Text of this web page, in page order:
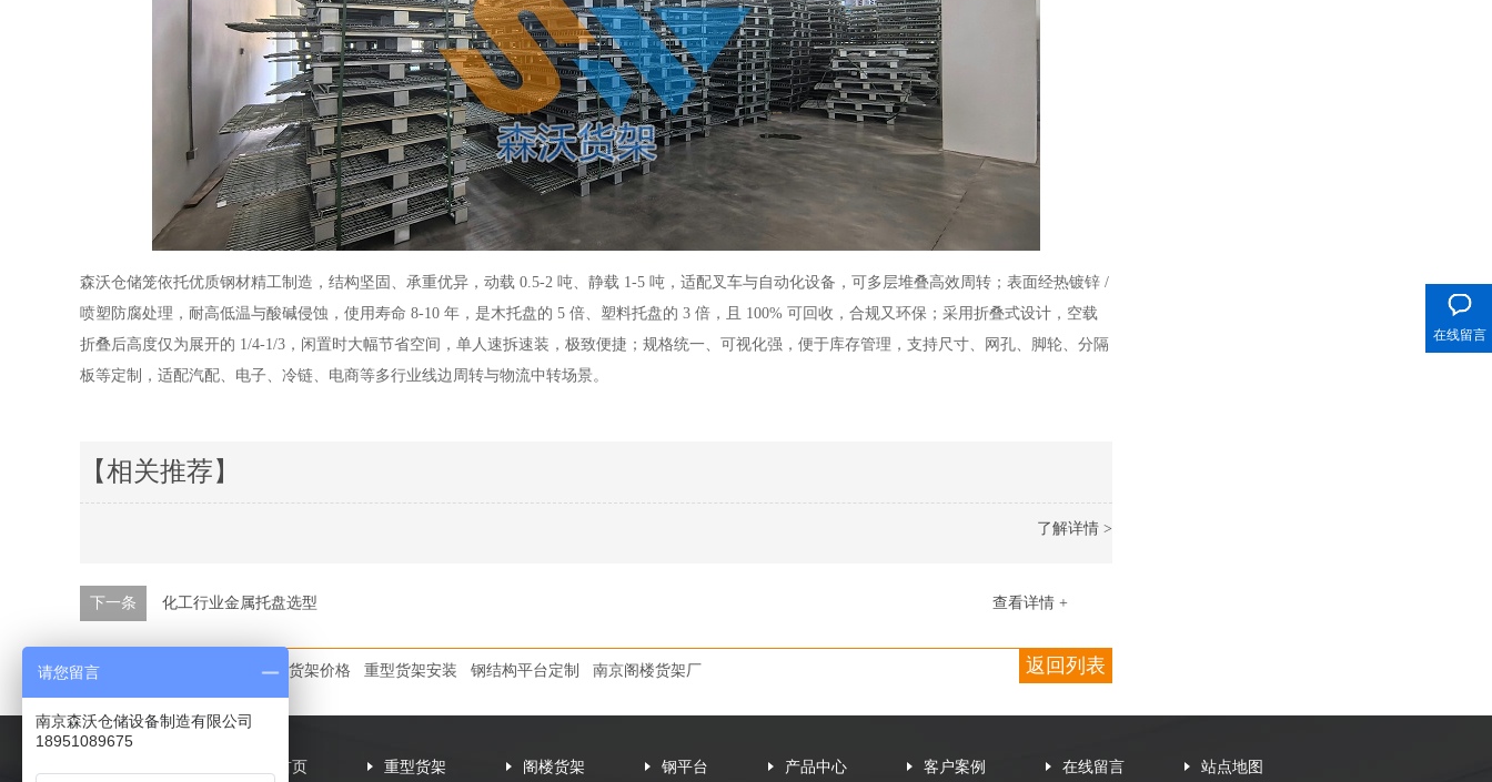
森沃仓储笼依托优质钢材精工制造，结构坚固、承重优异，动载 0.5-2 吨、静载 1-5 吨，适配叉车与自动化设备，可多层堆叠高效周转；表面经热镀锌 /
喷塑防腐处理，耐高低温与酸碱侵蚀，使用寿命 8-10 年，是木托盘的 5 倍、塑料托盘的 3 倍，且 100% 可回收，合规又环保；采用折叠式设计，空载
折叠后高度仅为展开的 1/4-1/3，闲置时大幅节省空间，单人速拆速装，极致便捷；规格统一、可视化强，便于库存管理，支持尺寸、网孔、脚轮、分隔
板等定制，适配汽配、电子、冷链、电商等多行业线边周转与物流中转场景。
【相关推荐】
了解详情 >
查看详情 +
下一条 化工行业金属托盘选型
返回列表
本文标签： 阁楼货架价格 重型货架安装 钢结构平台定制 南京阁楼货架厂
网站首页 重型货架 阁楼货架 钢平台 产品中心 客户案例 在线留言 站点地图
在线留言
请您留言
南京森沃仓储设备制造有限公司
18951089675